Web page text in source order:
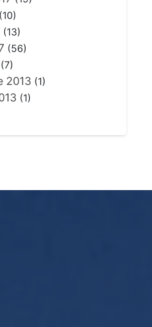
(13)
(56)
2013(1)
(1)